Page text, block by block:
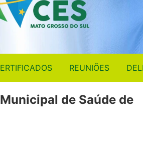
REUNIÕES
de Saúde de